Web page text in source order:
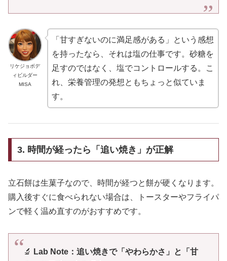
リケジョボデ
ィビルダー
MISA
「甘すぎないのに満足感がある」という感想
を持ったなら、それは塩の仕事です。砂糖を
足すのではなく、塩でコントロールする。こ
れ、栄養管理の発想ともちょっと似ていま
す。
3. 時間が経ったら「追い焼き」が正解
立石餅は生菓子なので、時間が経つと餅が硬くなります。
購入後すぐに食べられない場合は、トースターやフライパ
ンで軽く温め直すのがおすすめです。
🔬
Lab Note：追い焼きで「やわらかさ」と「甘